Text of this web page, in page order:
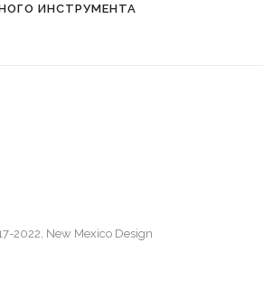
ИНСТРУМЕНТА
2022, New Mexico Design